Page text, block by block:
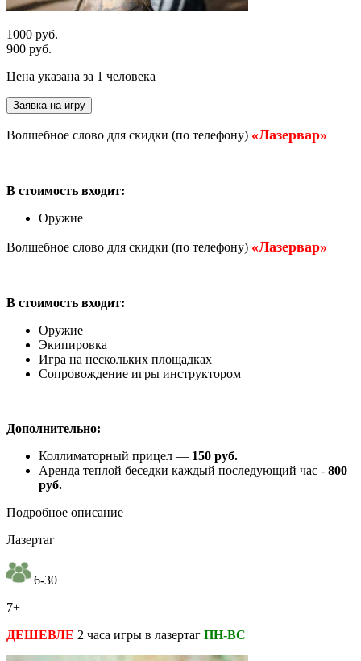
1000 руб.
900 руб.
Цена указана за 1 человека
Заявка на игру
Волшебное слово для скидки (по телефону) «Лазервар»
В стоимость входит:
Оружие
Волшебное слово для скидки (по телефону) «Лазервар»
В стоимость входит:
Оружие
Экипировка
Игра на нескольких площадках
Сопровождение игры инструктором
Дополнительно:
Коллиматорный прицел — 150 руб.
Аренда теплой беседки каждый последующий час -​ 800
руб.
Подробное описание
Лазертаг
6-30
7+
ДЕШЕВЛЕ 2 часа игры в лазертаг ПН-ВС